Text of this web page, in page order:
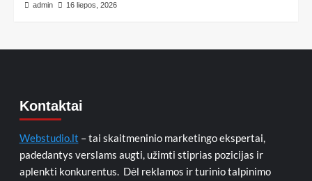
admin 16 liepos, 2026
Kontaktai
Webstudio.lt – tai skaitmeninio marketingo ekspertai,
padedantys verslams augti, užimti stiprias pozicijas ir
aplenkti konkurentus. Dėl reklamos ir turinio talpinimo